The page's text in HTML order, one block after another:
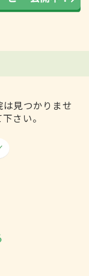
見つかりませ
さい。